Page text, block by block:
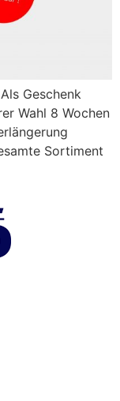
Geschenk
Wahl 8 Wochen
Sortiment